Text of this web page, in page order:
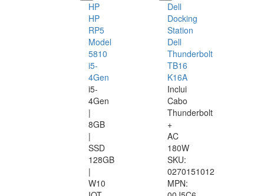
HP
HP
RP5
Model
5810
i5-
4Gen
i5-
4Gen
|
8GB
|
SSD
128GB
|
W10
Dell
Docking
Station
Dell
Thunderbolt
TB16
K16A
Inclui
Cabo
Thunderbolt
+
AC
180W
SKU:
0270151012
MPN: